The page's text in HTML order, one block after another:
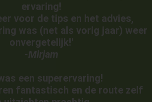
ervaring!
voor de tips en het advies,
was (net als vorig jaar) weer
onvergetelijk!'
-Mirjam
een superervaring!
fantastisch en de route zelf